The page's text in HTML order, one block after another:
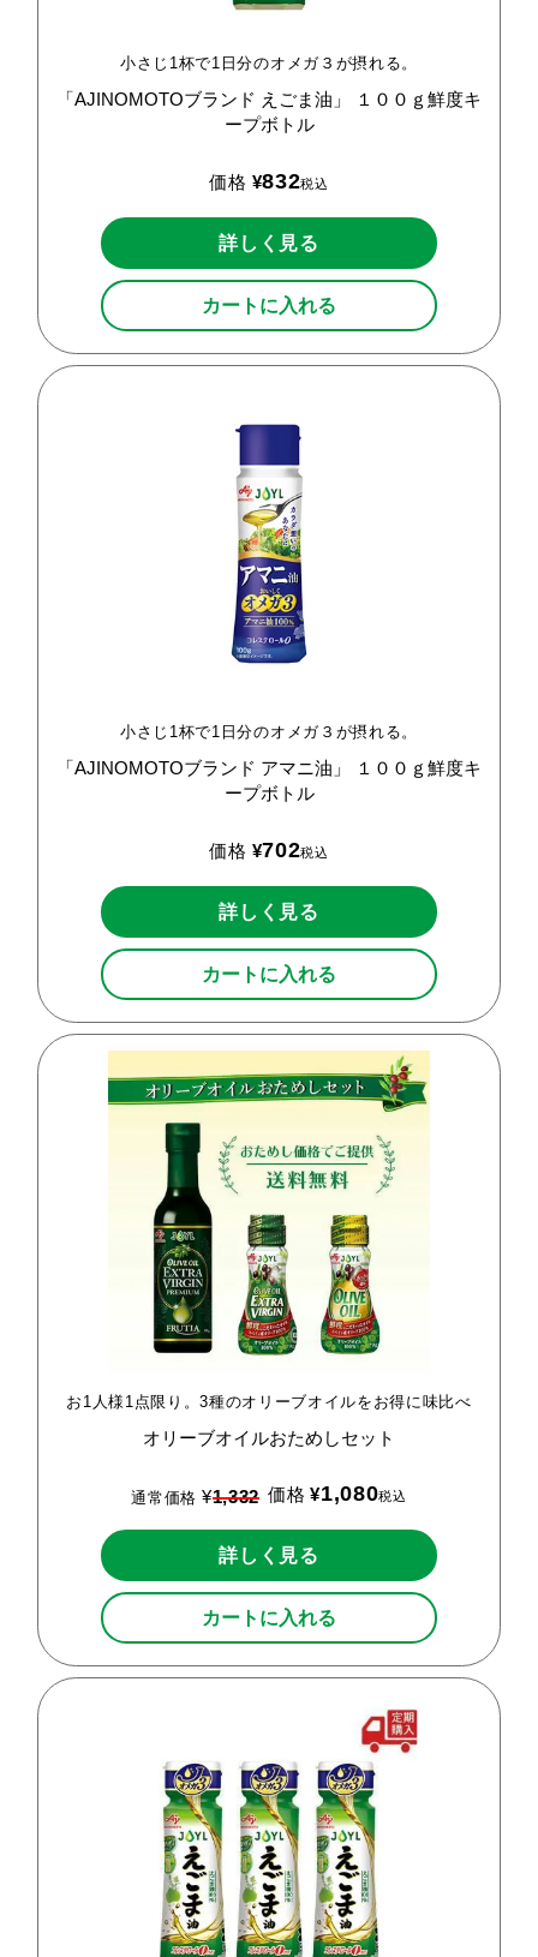
小さじ1杯で1日分のオメガ３が摂れる。
「AJINOMOTOブランド えごま油」
１００ｇ鮮度キ
ープボトル
価格 ¥832税込
詳しく見る
カートに入れる
小さじ1杯で1日分のオメガ３が摂れる。
「AJINOMOTOブランド アマニ油」
１００ｇ鮮度キ
ープボトル
価格 ¥702税込
詳しく見る
カートに入れる
お1人様1点限り。3種のオリーブオイルをお得に味比べ
オリーブオイルおためしセット
通常価格 ¥1,332 価格 ¥1,080税込
詳しく見る
カートに入れる